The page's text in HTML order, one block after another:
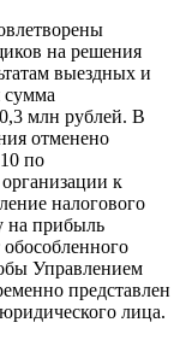
на решения
выездных и
сумма
млн рублей. В
отменено
по
к
налогового
на прибыль
Управлением
представлен
лица.